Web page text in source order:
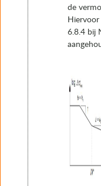
de
6.8.4 bij